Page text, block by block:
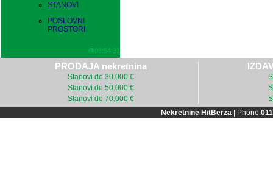
STANOVI
POSLOVNI
PROSTORI
@08:54:31
PRODAJA nekretnina
Stanovi do 30.000 €
Stanovi do 50.000 €
Stanovi do 70.000 €
Nekretnine HitBerza| Phone: